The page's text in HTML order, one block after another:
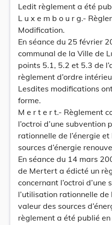
Ledit règlement a été
L u x e m b o u r g.-
Modification.
En séance du 25 février
communal de la Ville de
points 5.1, 5.2 et 5.3 de
règlement d’ordre
Lesdites modifications
forme.
M e r t e r t.- Règlement
l’octroi d’une subvention
rationnelle de l’énergie
sources d’énergie
En séance du 14 mars
de Mertert a édicté un
concernant l’octroi d’une
l’utilisation rationnelle de
valeur des sources
règlement a été publié